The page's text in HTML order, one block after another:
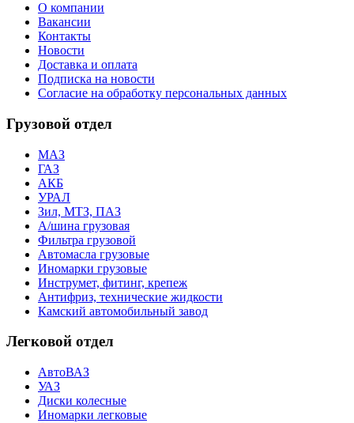
О компании
Вакансии
Контакты
Новости
Доставка и оплата
Подписка на новости
Согласие на обработку персональных данных
Грузовой отдел
МАЗ
ГАЗ
АКБ
УРАЛ
Зил, МТЗ, ПАЗ
А/шина грузовая
Фильтра грузовой
Автомасла грузовые
Иномарки грузовые
Инструмет, фитинг, крепеж
Антифриз, технические жидкости
Камский автомобильный завод
Легковой отдел
АвтоВАЗ
УАЗ
Диски колесные
Иномарки легковые